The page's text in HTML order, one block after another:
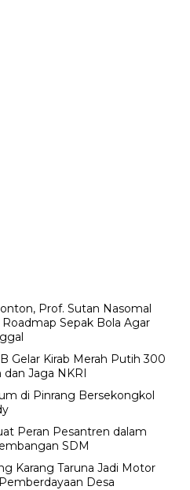
Prof. Sutan Nasomal
Sepak Bola Agar
Gelar Kirab Merah Putih 300
Jaga NKRI
di Pinrang Bersekongkol
Peran Pesantren dalam
SDM
Karang Taruna Jadi Motor
Desa